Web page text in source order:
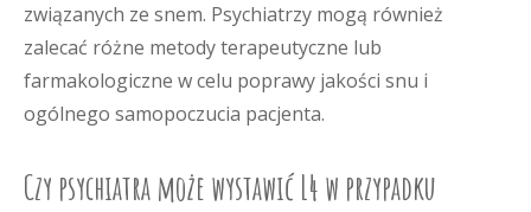
związanych ze snem. Psychiatrzy mogą również
zalecać różne metody terapeutyczne lub
farmakologiczne w celu poprawy jakości snu i
ogólnego samopoczucia pacjenta.
Czy psychiatra może wystawić L4 w przypadku